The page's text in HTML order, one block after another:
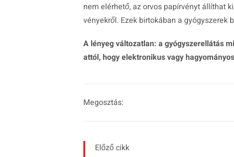
nem elérhető, az orvos papírvényt állíthat
vényekről. Ezek birtokában a gyógyszerek
A lényeg változatlan: a gyógyszerellátás
attól, hogy elektronikus vagy
Megosztás:
Előző cikk